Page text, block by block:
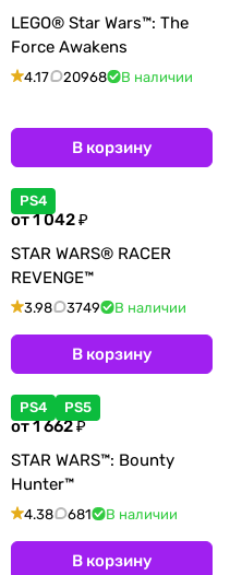
LEGO® Star Wars™: The
Force Awakens
4.17 20968 В наличии
В корзину
PS4
от 1 042 ₽
STAR WARS® RACER
REVENGE™
3.98 3749 В наличии
В корзину
PS4 PS5
от 1 662 ₽
STAR WARS™: Bounty
Hunter™
4.38 681 В наличии
В корзину